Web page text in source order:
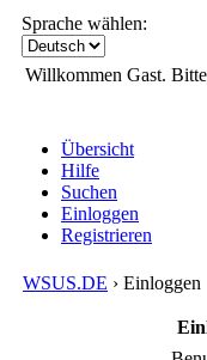
Sprache wählen:
Willkommen Gast. Bitte
Übersicht
Hilfe
Suchen
Einloggen
Registrieren
WSUS.DE › Einloggen